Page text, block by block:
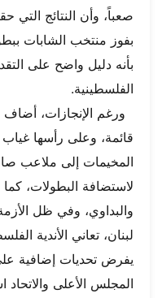
صعباً، وأن النتائج التي
بفوز منتخب الشابات
بأنه دليل واضح على
الفلسطينية.
ورغم الإنجازات، أضاف
قائمة، وعلى رأسها غياب
المخيمات إلى ملاعب
لاستضافة البطولات،
والبداوي، وفي ظل الأزمة
لبنان، تعاني الأندية
يفرض تحديات إضافية
المجلس الأعلى والاتحاد